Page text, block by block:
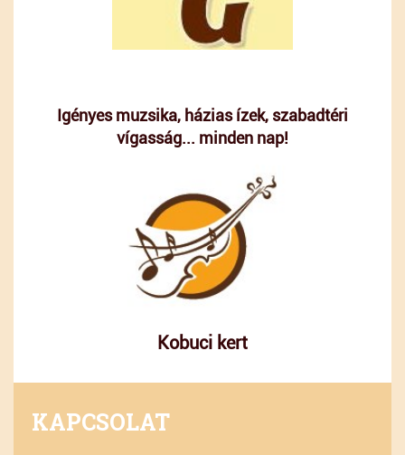
Igényes muzsika, házias ízek, szabadtéri
vígasság... minden nap!
Kobuci kert
KAPCSOLAT